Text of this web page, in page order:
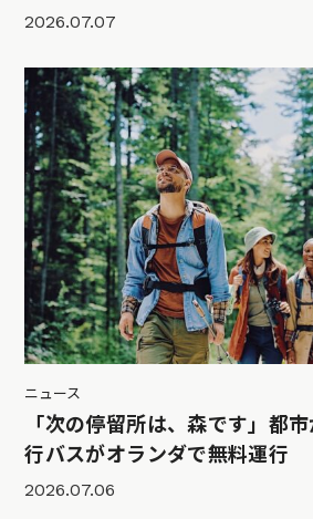
2026.07.07
ニュース
「次の停留所は、森です」都
行バスがオランダで無料運行
2026.07.06